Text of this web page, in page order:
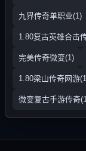
九界传奇单职业(1)
1.80复古英雄合击
完美传奇微变(1)
1.80梁山传奇网游
微变复古手游传奇